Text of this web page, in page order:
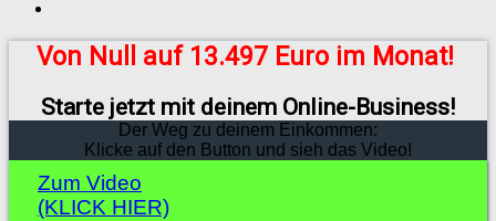
Von Null auf 13.497 Euro im Monat!
Starte jetzt mit deinem Online-Business!
Der Weg zu deinem Einkommen:
Klicke auf den Button und sieh das Video!
Zum Video
(KLICK HIER)